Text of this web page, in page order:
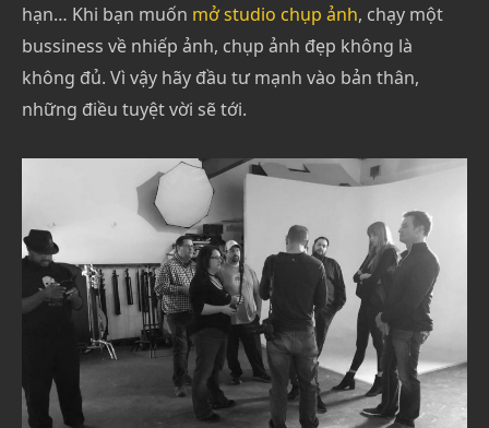
hạn… Khi bạn muốn mở studio chụp ảnh, chạy một
bussiness về nhiếp ảnh, chụp ảnh đẹp không là
không đủ. Vì vậy hãy đầu tư mạnh vào bản thân,
những điều tuyệt vời sẽ tới.